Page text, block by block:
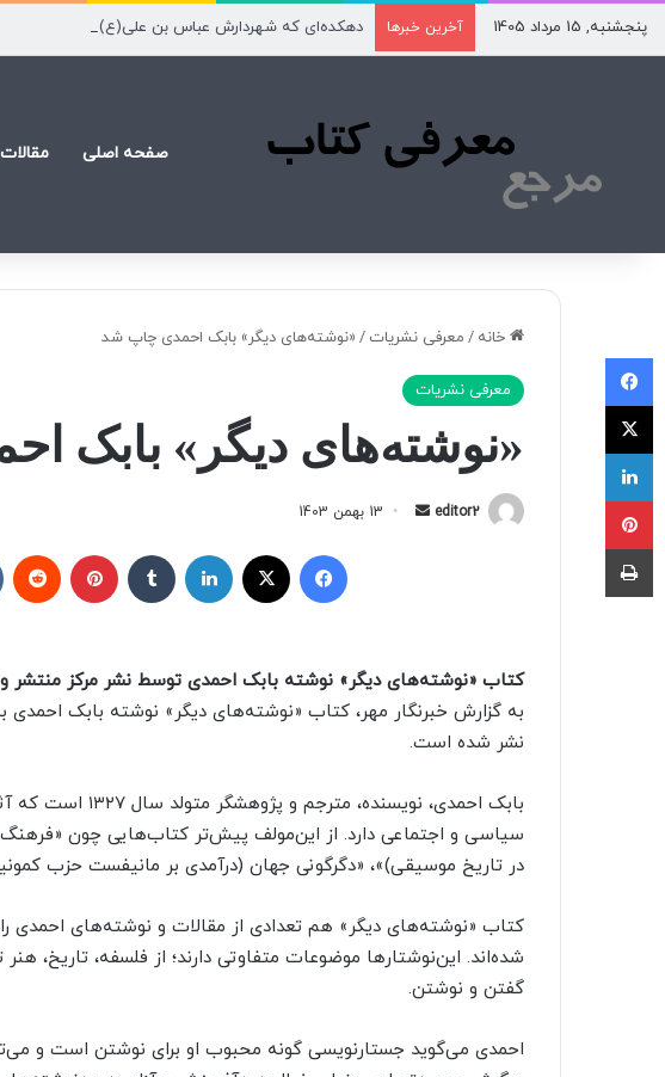
پنجشنبه, 15 مرداد 1405 آخرین خبرها دهکده‌ای که شهردارش عباس بن علی(ع) است
صفحه اصلی
خانه / معرفی نشریات / «نوشته‌های دیگر» بابک احمدی چاپ شد
معرفی نشریات
«نوشته‌های دیگر» بابک
editor2
ه
ا
ی
ی
ل
13 بهمن 1403
کتاب «نوشته‌های دیگر» نوشته بابک احمدی توسط نشر مرکز منتشر و
به گزارش خبرنگار مهر، کتاب «نوشته‌های دیگر» نوشته بابک احمدی
نشر شده است.
بابک احمدی،
سیاسی و اجتماعی دارد. از این‌مولف پیش‌تر کتاب‌هایی چون
در تاریخ موسیقی)»، «دگرگونی جهان (درآمدی بر مانیفست حزب
شده‌اند. این‌نوشتارها موضوعات متفاوتی دارند؛ از فلسفه، تاریخ،
گفتن و نوشتن.
احمدی می‌گوید جستارنویسی گونه محبوب او برای نوشتن است و